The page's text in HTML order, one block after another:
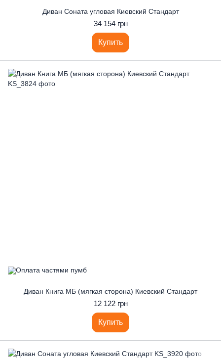
Диван Соната угловая Киевский Стандарт
34 154 грн
Купить
Диван Книга МБ (мягкая сторона) Киевский Стандарт
12 122 грн
Купить